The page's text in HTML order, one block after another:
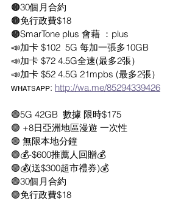
🟤30個月合約
🟤免行政費$18
🟤SmarTone plus 會藉 ：plus
📣加卡 $102  5G 每加一張多10GB
📣加卡 $72 4.5G全速(最多2張）
📣加卡 $52 4.5G 21mpbs (最多2張）
ᴡʜᴀᴛsᴀᴘᴘ: http://wa.me/85294339426
🟢5G 42GB  數據 限時$175
🟢 +8日亞洲地區漫遊 一次性
🟢 無限本地分鐘
🟢💰-$600推薦人回贈💰
🟢💰(送$300超市禮券)💰
🟢30個月合約
🟢免行政費$18